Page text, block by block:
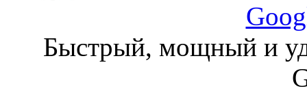
Быстрый, мощный и